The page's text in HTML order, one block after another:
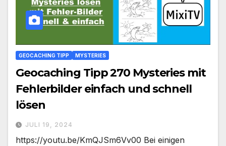
GEOCACHING TIPP MYSTERIES
Geocaching Tipp 270 Mysteries mit
Fehlerbilder einfach und schnell
lösen
JULI 19, 2024
https://youtu.be/KmQJSm6Vv00 Bei einigen